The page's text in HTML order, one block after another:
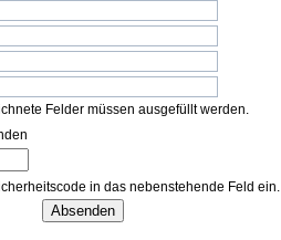
Felder müssen ausgefüllt werden.
in das nebenstehende Feld ein.